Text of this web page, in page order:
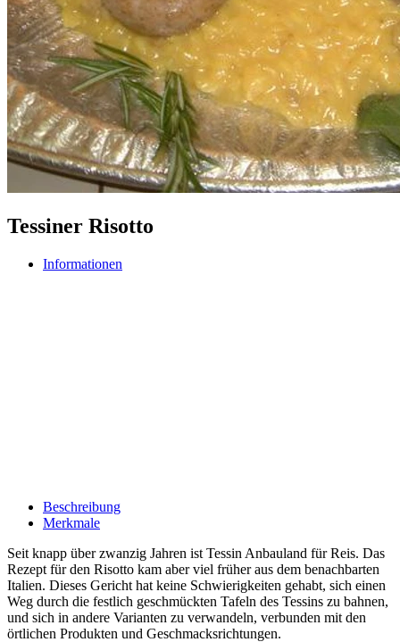
Tessiner Risotto
Informationen
Beschreibung
Merkmale
Seit knapp über zwanzig Jahren ist Tessin Anbauland für Reis. Das
Rezept für den Risotto kam aber viel früher aus dem benachbarten
Italien. Dieses Gericht hat keine Schwierigkeiten gehabt, sich einen
Weg durch die festlich geschmückten Tafeln des Tessins zu bahnen,
und sich in andere Varianten zu verwandeln, verbunden mit den
örtlichen Produkten und Geschmacksrichtungen.